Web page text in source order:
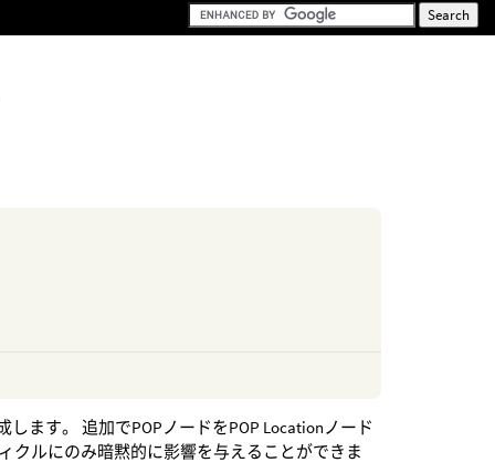
ます。 追加でPOPノードをPOP Locationノード
クルにのみ暗黙的に影響を与えることができま